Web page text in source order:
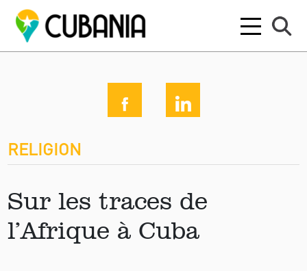
RELIGION
Sur les traces de
l’Afrique à Cuba